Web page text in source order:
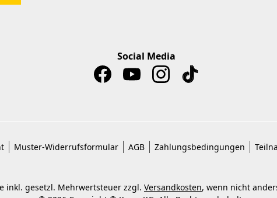
Social Media
Muster-Widerrufsformular AGB Zahlungsbedingungen
inkl. gesetzl. Mehrwertsteuer zzgl. Versandkosten, wenn nicht